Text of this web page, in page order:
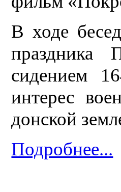
В ходе
сидением
интерес
донской
Подробнее...